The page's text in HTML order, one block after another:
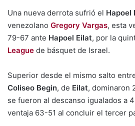
Una nueva derrota sufrió el Hapoel
venezolano Gregory Vargas, esta
79-67 ante Hapoel Eilat, por la
League de básquet de Israel.
Superior desde el mismo salto
Coliseo Begin, de Eilat, dominaron
se fueron al descanso igualados a
ventaja 63-51 al concluir el tercer